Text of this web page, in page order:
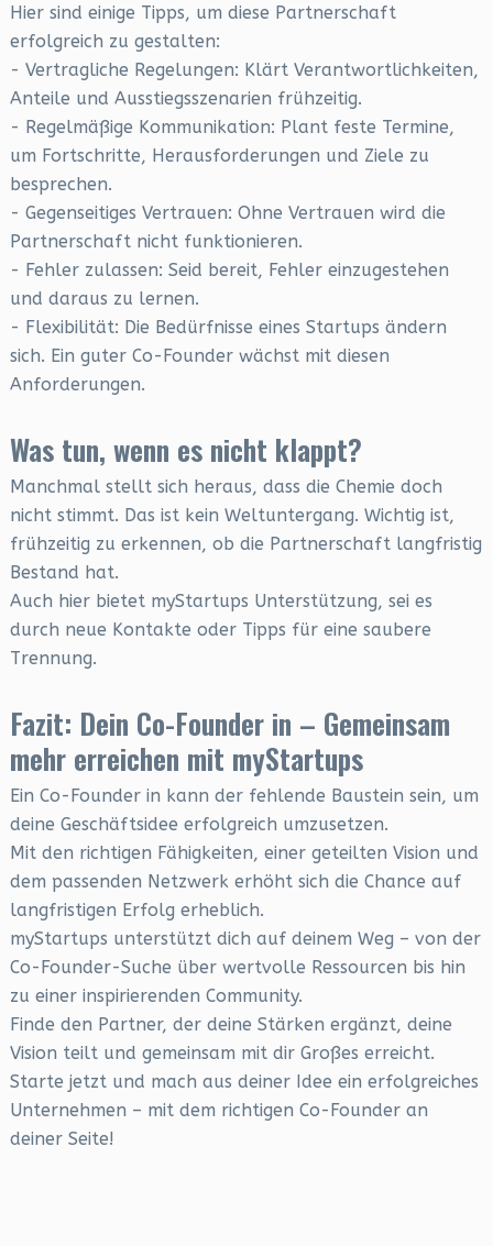
Hier sind einige Tipps, um diese Partnerschaft
erfolgreich zu gestalten:
- Vertragliche Regelungen: Klärt Verantwortlichkeiten,
Anteile und Ausstiegsszenarien frühzeitig.
- Regelmäßige Kommunikation: Plant feste Termine,
um Fortschritte, Herausforderungen und Ziele zu
besprechen.
- Gegenseitiges Vertrauen: Ohne Vertrauen wird die
Partnerschaft nicht funktionieren.
- Fehler zulassen: Seid bereit, Fehler einzugestehen
und daraus zu lernen.
- Flexibilität: Die Bedürfnisse eines Startups ändern
sich. Ein guter Co-Founder wächst mit diesen
Anforderungen.
Was tun, wenn es nicht klappt?
Manchmal stellt sich heraus, dass die Chemie doch
nicht stimmt. Das ist kein Weltuntergang. Wichtig ist,
frühzeitig zu erkennen, ob die Partnerschaft langfristig
Bestand hat.
Auch hier bietet myStartups Unterstützung, sei es
durch neue Kontakte oder Tipps für eine saubere
Trennung.
Fazit: Dein Co-Founder in – Gemeinsam
mehr erreichen mit myStartups
Ein Co-Founder in kann der fehlende Baustein sein, um
deine Geschäftsidee erfolgreich umzusetzen.
Mit den richtigen Fähigkeiten, einer geteilten Vision und
dem passenden Netzwerk erhöht sich die Chance auf
langfristigen Erfolg erheblich.
myStartups unterstützt dich auf deinem Weg – von der
Co-Founder-Suche über wertvolle Ressourcen bis hin
zu einer inspirierenden Community.
Finde den Partner, der deine Stärken ergänzt, deine
Vision teilt und gemeinsam mit dir Großes erreicht.
Starte jetzt und mach aus deiner Idee ein erfolgreiches
Unternehmen – mit dem richtigen Co-Founder an
deiner Seite!